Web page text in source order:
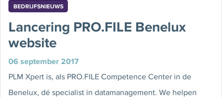
BEDRIJFSNIEUWS
Lancering PRO.FILE Benelux
website
06 september 2017
PLM Xpert is, als PRO.FILE Competence Center in de
Benelux, dé specialist in datamanagement. We helpen